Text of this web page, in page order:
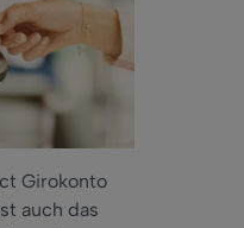
Girokonto
auch das